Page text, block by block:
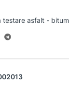
testare asfalt - bitum